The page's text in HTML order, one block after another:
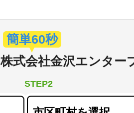
簡単60秒
株式会社金沢エンター
STEP2